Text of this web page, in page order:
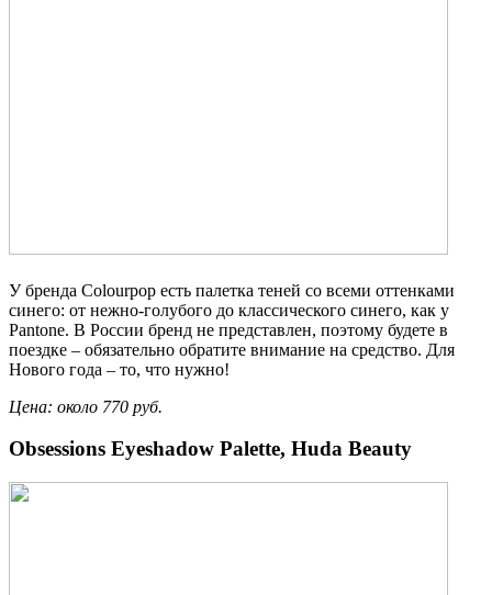
У бренда Colourpop есть палетка теней со всеми оттенками
синего: от нежно-голубого до классического синего, как у
Pantone. В России бренд не представлен, поэтому будете в
поездке – обязательно обратите внимание на средство. Для
Нового года – то, что нужно!
Цена: около 770 руб.
Obsessions Eyeshadow Palette, Huda Beauty